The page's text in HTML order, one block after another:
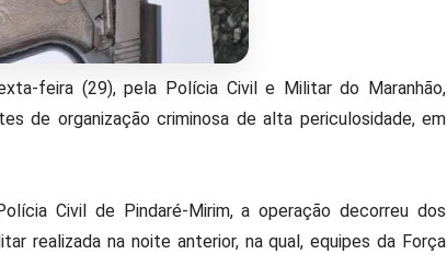
feira (29), pela Polícia Civil e Militar do Maranhão,
de organização criminosa de alta periculosidade, em
Civil de Pindaré-Mirim, a operação decorreu dos
realizada na noite anterior, na qual, equipes da Força